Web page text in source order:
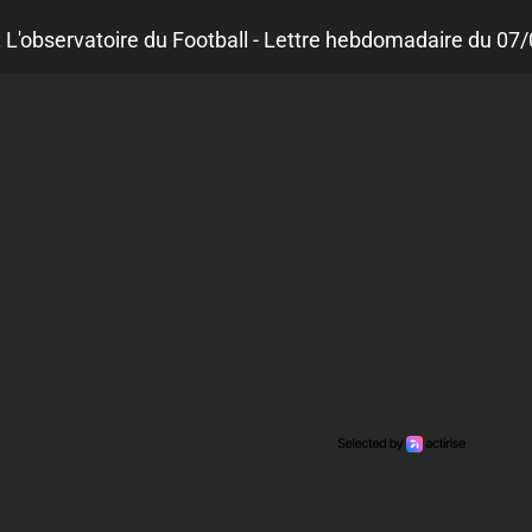
L'observatoire du Football - Lettre hebdomadaire du